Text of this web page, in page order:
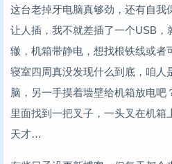
这台老掉牙电脑真够劲，还有自我
让人插，我不就差插了一个USB
辙，机箱带静电，想找根铁线或者
寝室四周真没发现什么到底，咱人
脑，另一手摸着墙壁给机箱放电吧
里面找到一把叉子，一头叉在机箱
天才…